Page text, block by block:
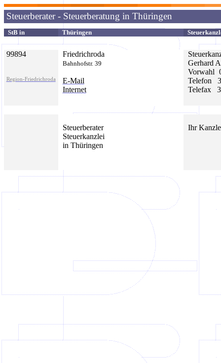
Steuerberater - Steuerberatung in Thüringen
StB in Thüringen
99894
Region-Friedrichroda
Friedrichroda
Bahnhofstr. 39
E-Mail
Internet
Steuerk
Gerhard
Vorwahl
Telefon
Telefax
Steuerberater
Steuerkanzlei
in Thüringen
Ihr